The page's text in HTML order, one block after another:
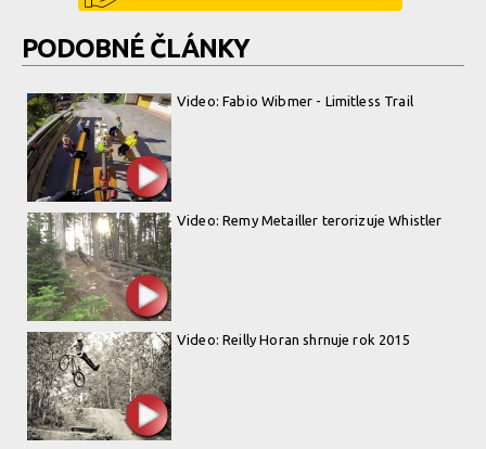
PODOBNÉ ČLÁNKY
Video: Fabio Wibmer - Limitless Trail
Video: Remy Metailler terorizuje Whistler
Video: Reilly Horan shrnuje rok 2015